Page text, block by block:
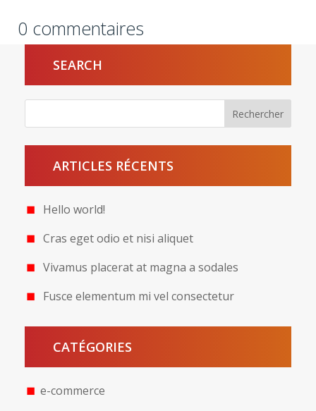
0 commentaires
SEARCH
ARTICLES RÉCENTS
Hello world!
Cras eget odio et nisi aliquet
Vivamus placerat at magna a sodales
Fusce elementum mi vel consectetur
CATÉGORIES
e-commerce